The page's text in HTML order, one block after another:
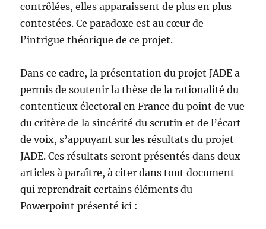
contrôlées, elles apparaissent de plus en plus
contestées. Ce paradoxe est au cœur de
l’intrigue théorique de ce projet.
Dans ce cadre, la présentation du projet JADE a
permis de soutenir la thèse de la rationalité du
contentieux électoral en France du point de vue
du critère de la sincérité du scrutin et de l’écart
de voix, s’appuyant sur les résultats du projet
JADE. Ces résultats seront présentés dans deux
articles à paraître, à citer dans tout document
qui reprendrait certains éléments du
Powerpoint présenté ici :